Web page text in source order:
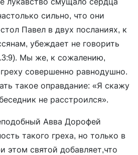
сильно, что они
Павел в двух посланиях, к
убеждает не говорить
Мы же, к сожалению,
совершенно равнодушно.
такое оправдание: «Я скажу
не расстроился».
Авва Дорофей
такого греха, но только в
этом святой добавляет,что